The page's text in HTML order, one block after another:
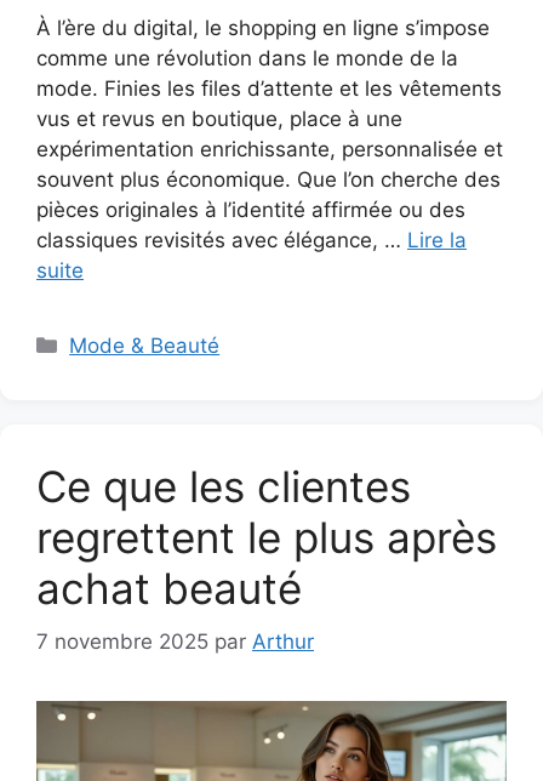
À l’ère du digital, le shopping en ligne s’impose
comme une révolution dans le monde de la
mode. Finies les files d’attente et les vêtements
vus et revus en boutique, place à une
expérimentation enrichissante, personnalisée et
souvent plus économique. Que l’on cherche des
pièces originales à l’identité affirmée ou des
classiques revisités avec élégance, … Lire la
suite
Catégories
Mode & Beauté
Ce que les clientes
regrettent le plus après
achat beauté
7 novembre 2025 par Arthur